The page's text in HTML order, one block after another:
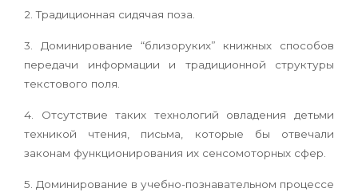
2. Традиционная сидячая поза.
3. Доминирование “близоруких” книжных способов
передачи информации и традиционной структуры
текстового поля.
4. Отсутствие таких технологий овладения детьми
техникой чтения, письма, которые бы отвечали
законам функционирования их сенсомоторных сфер.
5. Доминирование в учебно-познавательном процессе